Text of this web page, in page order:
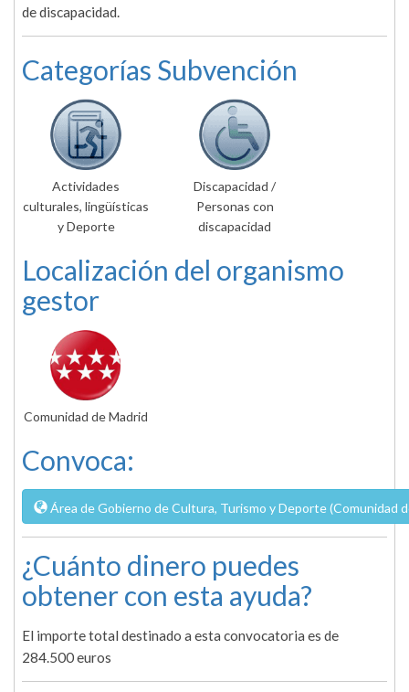
de discapacidad.
Categorías Subvención
Actividades
culturales, lingüísticas
y Deporte
Discapacidad /
Personas con
discapacidad
Localización del organismo
gestor
Comunidad de Madrid
Convoca:
Área de Gobierno de Cultura, Turismo y Deporte (Comunidad
¿Cuánto dinero puedes
obtener con esta ayuda?
El importe total destinado a esta convocatoria es de
284.500 euros